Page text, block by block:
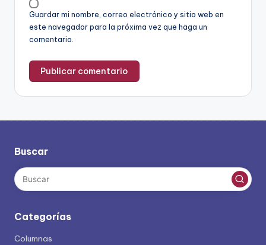
Guardar mi nombre, correo electrónico y sitio web en
este navegador para la próxima vez que haga un
comentario.
Buscar
Categorías
Columnas